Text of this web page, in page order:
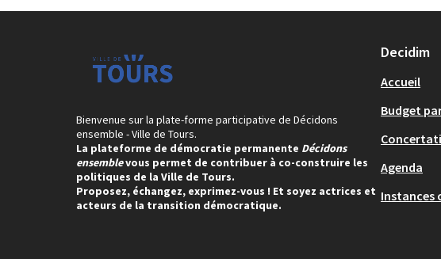
Bienvenue sur la plate-forme participative de Décidons
ensemble - Ville de Tours.
La plateforme de démocratie permanente Décidons
ensemblevous permet de contribuer à co-construire les
politiques de la Ville de Tours.
Proposez, échangez, exprimez-vous ! Et soyez actrices et
acteurs de la transition démocratique.
Decidim
Accueil
Budget
Agenda
Instances